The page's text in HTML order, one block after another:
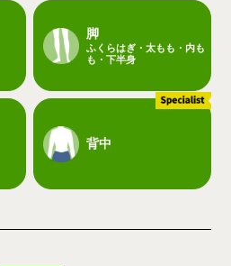
脚
ふくらはぎ・太もも・内も
も・下半身
背中